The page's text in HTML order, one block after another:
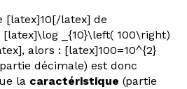
[latex]10[/latex] de
_{10}\left( 100\right)
alors : [latex]100=10^{2}
décimale) est donc
la caractéristique (partie